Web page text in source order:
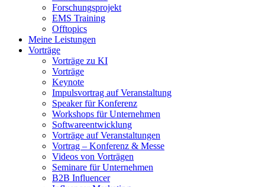
Forschungsprojekt
EMS Training
Offtopics
Meine Leistungen
Vorträge
Vorträge zu KI
Vorträge
Keynote
Impulsvortrag auf Veranstaltung
Speaker für Konferenz
Workshops für Unternehmen
Softwareentwicklung
Vorträge auf Veranstaltungen
Vortrag – Konferenz & Messe
Videos von Vorträgen
Seminare für Unternehmen
B2B Influencer